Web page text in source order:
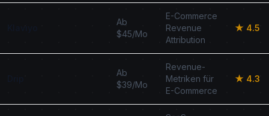
Ab
$45/Mo
E-Commerce
Revenue
Attribution
★ 4.5
Ab
$39/Mo
Revenue-
Metriken für
E-Commerce
★ 4.3